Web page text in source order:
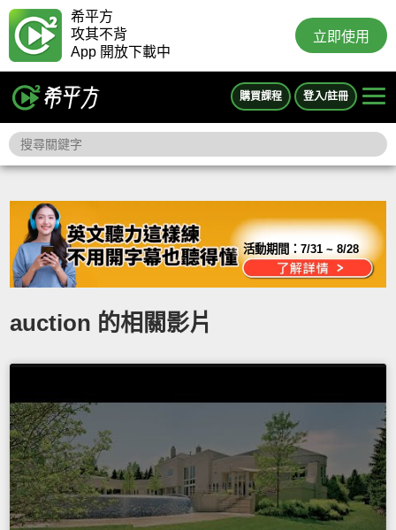
希平方
攻其不背
App 開放下載中
立即使用
購買課程 登入/註冊
活動期間：7/31 ~ 8/28
auction 的相關影片